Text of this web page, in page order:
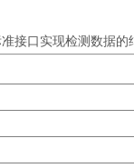
接口实现检测数据